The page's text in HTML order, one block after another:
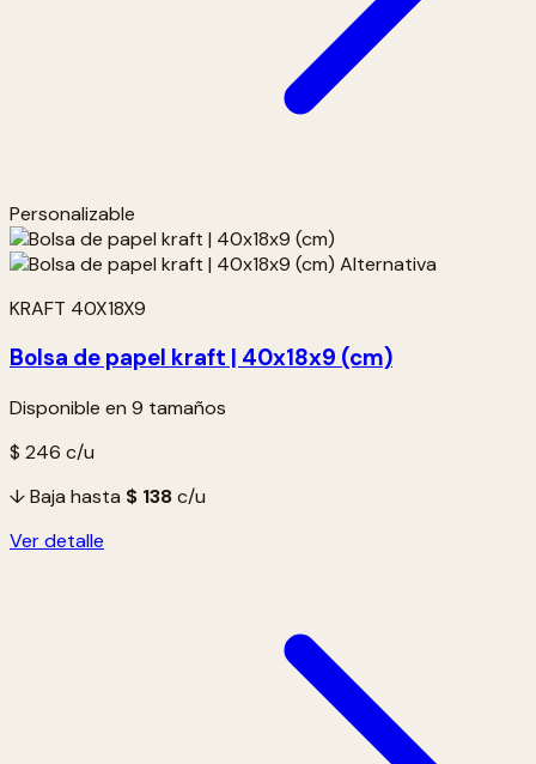
Personalizable
KRAFT 40X18X9
Bolsa de papel kraft | 40x18x9 (cm)
Disponible en 9 tamaños
$ 246 c/u
↓ Baja hasta $ 138c/u
Ver detalle